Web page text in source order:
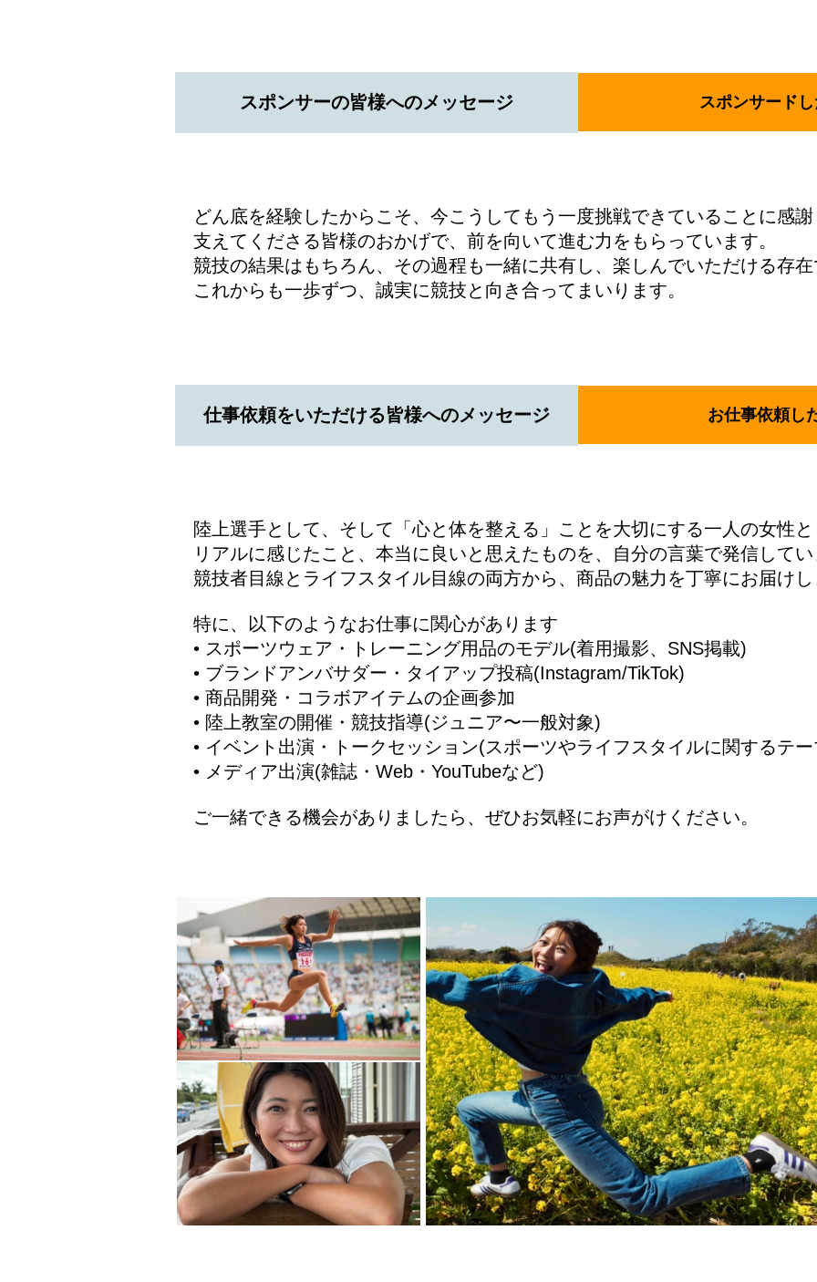
スポンサーの皆様へのメッセージ スポンサード
どん底を経験したからこそ、今こうしてもう一度挑戦できていることに感謝
支えてくださる皆様のおかげで、前を向いて進む力をもらっています。
競技の結果はもちろん、その過程も一緒に共有し、楽しんでいただける存在
これからも一歩ずつ、誠実に競技と向き合ってまいります。
仕事依頼をいただける皆様へのメッセージ お仕事依頼し
陸上選手として、そして「心と体を整える」ことを大切にする一人の女性と
リアルに感じたこと、本当に良いと思えたものを、自分の言葉で発信してい
競技者目線とライフスタイル目線の両方から、商品の魅力を丁寧にお届けし
特に、以下のようなお仕事に関心があります
• スポーツウェア・トレーニング用品のモデル(着用撮影、SNS掲載)
• ブランドアンバサダー・タイアップ投稿(Instagram/TikTok)
• 商品開発・コラボアイテムの企画参加
• 陸上教室の開催・競技指導(ジュニア〜一般対象)
• イベント出演・トークセッション(スポーツやライフスタイルに関するテー
• メディア出演(雑誌・Web・YouTubeなど)
ご一緒できる機会がありましたら、ぜひお気軽にお声がけください。